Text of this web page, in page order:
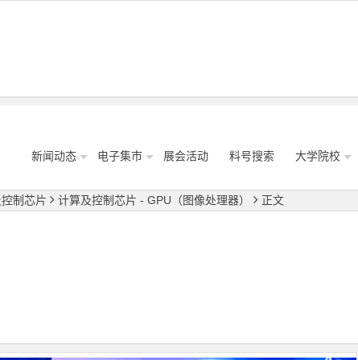
新闻动态 电子集市 展会活动 料号搜索 大学院校
制芯片 计算及控制芯片 - GPU（图像处理器） 正文